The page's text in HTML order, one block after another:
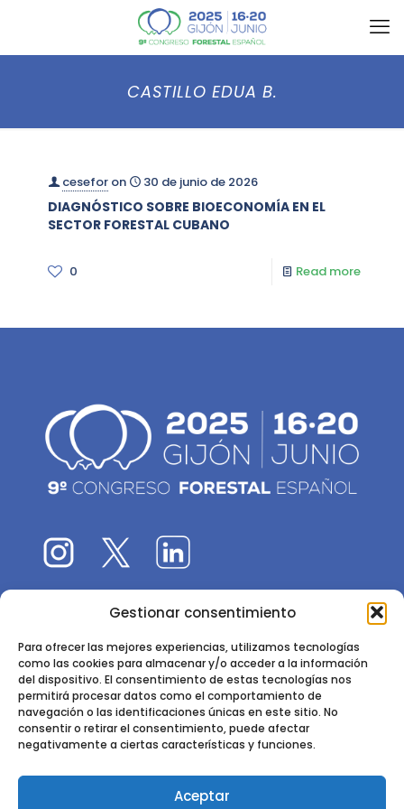
Gestionar consentimiento
Para ofrecer las mejores experiencias, utilizamos tecnologías
como las cookies para almacenar y/o acceder a la información
del dispositivo. El consentimiento de estas tecnologías nos
permitirá procesar datos como el comportamiento de
navegación o las identificaciones únicas en este sitio. No
consentir o retirar el consentimiento, puede afectar
negativamente a ciertas características y funciones.
Aceptar
CASTILLO EDUA B.
cesefor on 30 de junio de 2026
DIAGNÓSTICO SOBRE BIOECONOMÍA EN EL
SECTOR FORESTAL CUBANO
0 Read more
El 9CFE es una actividad promovida por laSociedad
Instituto de Ciencias Forestales, INIA-CSIC
Ctra. de la Coruña km 7,5 - 28040 Madrid